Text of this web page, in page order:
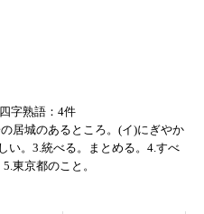
字熟語：4件
居城のあるところ。(イ)にぎやか
い。3.統べる。まとめる。4.すべ
東京都のこと。